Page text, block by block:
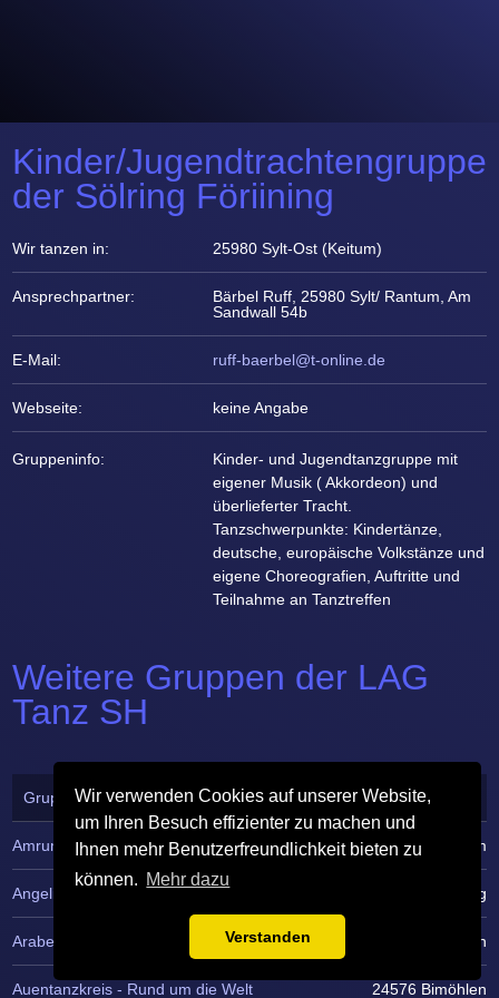
Wir verwenden Cookies auf unserer Website,
um Ihren Besuch effizienter zu machen und
Ihnen mehr Benutzerfreundlichkeit bieten zu
können. Mehr dazu
Verstanden
Kinder/Jugendtrachtengruppe
der Sölring Föriining
Wir tanzen in: 25980 Sylt-Ost (Keitum)
Ansprechpartner:
Bärbel Ruff, 25980 Sylt/ Rantum, Am
Sandwall 54b
E-Mail: ruff-baerbel@t-online.de
Webseite: keine Angabe
Gruppeninfo:
Kinder- und Jugendtanzgruppe mit
eigener Musik ( Akkordeon) und
überlieferter Tracht.
Tanzschwerpunkte: Kindertänze,
deutsche, europäische Volkstänze und
eigene Choreografien, Auftritte und
Teilnahme an Tanztreffen
Weitere Gruppen der LAG
Tanz SH
Gruppenname ▾ Postleitzahl
Amrumer Jugendtrachtengruppe 25946 Nebel/Amrum
Angeliter Trachtengruppe 24944 Flensburg
Arabesque 21382 Brietlingen
Auentanzkreis - Rund um die Welt 24576 Bimöhlen